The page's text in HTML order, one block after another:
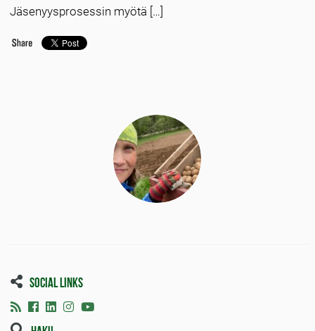
Jäsenyysprosessin myötä […]
Social links